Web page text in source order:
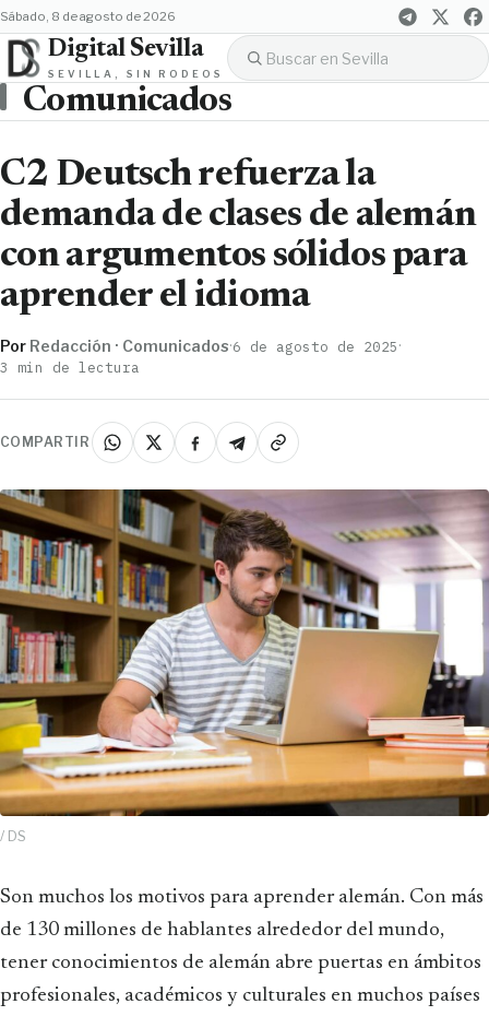
sábado, 8 de agosto de 2026
Digital Sevilla
SEVILLA, SIN RODEOS
Comunicados
C2 Deutsch refuerza la
demanda de clases de alemán
con argumentos sólidos para
aprender el idioma
Por Redacción · Comunicados·6 de agosto de 2025·
3 min de lectura
COMPARTIR
/ DS
Son muchos los motivos para aprender alemán. Con más
de 130 millones de hablantes alrededor del mundo,
tener conocimientos de alemán abre puertas en ámbitos
profesionales, académicos y culturales en muchos países